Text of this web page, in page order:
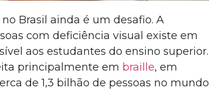
no Brasil ainda é um desafio. A
com deficiência visual existe em
aos estudantes do ensino superior.
principalmente em braille, em
de 1,3 bilhão de pessoas no mundo